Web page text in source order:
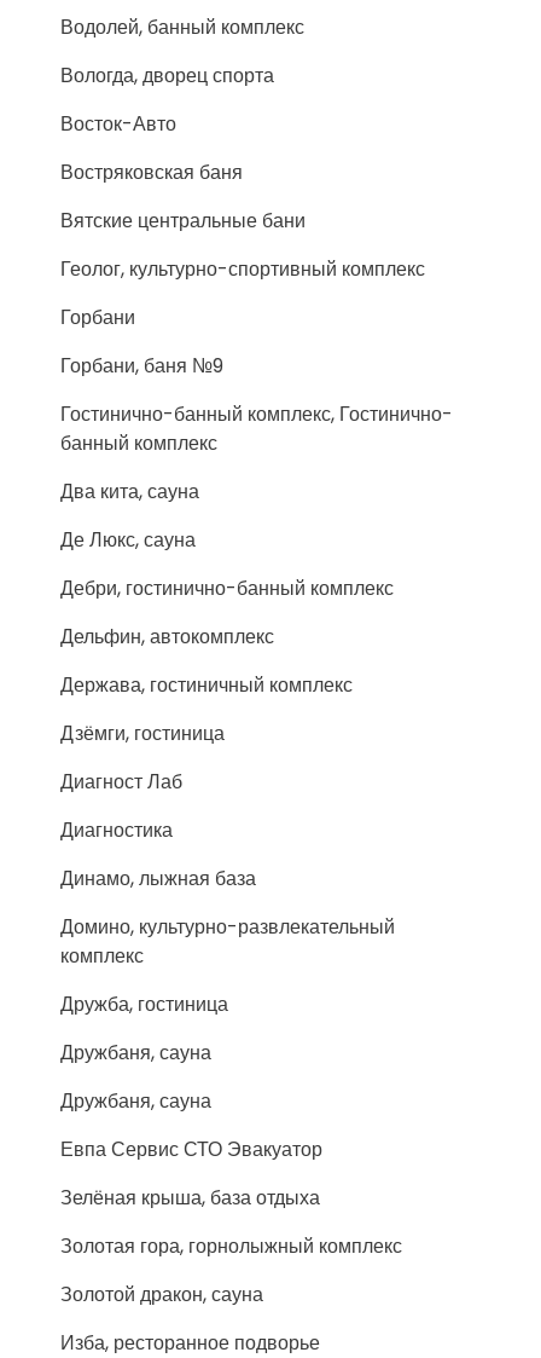
Водолей, банный комплекс
Вологда, дворец спорта
Восток-Авто
Востряковская баня
Вятские центральные бани
Геолог, культурно-спортивный комплекс
Горбани
Горбани, баня №9
Гостинично-банный комплекс, Гостинично-
банный комплекс
Два кита, сауна
Де Люкс, сауна
Дебри, гостинично-банный комплекс
Дельфин, автокомплекс
Держава, гостиничный комплекс
Дзёмги, гостиница
Диагност Лаб
Диагностика
Динамо, лыжная база
Домино, культурно-развлекательный
комплекс
Дружба, гостиница
Дружбаня, сауна
Дружбаня, сауна
Евпа Сервис СТО Эвакуатор
Зелёная крыша, база отдыха
Золотая гора, горнолыжный комплекс
Золотой дракон, сауна
Изба, ресторанное подворье